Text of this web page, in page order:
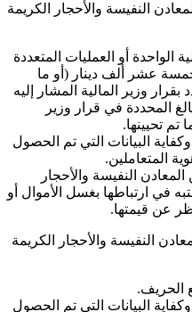
النفيسة والأحجار الكريمة
الواحدة أو العمليات المتعددة
عشر ألف دينار (أو ما
بقرار وزير المالية المشار إليه
المحددة في قرار وزير
تم تحيينها.
البيانات التي تم الحصول
المتعاملين.
النفيسة والأحجار
في ارتباطها بغسل الأموال أو
عن قيمتها.
النفيسة والأحجار الكريمة
الحريف.
البيانات التي تم الحصول